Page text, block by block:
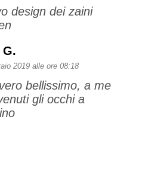
design dei zaini
G.
2019 alle ore 08:18
bellissimo, a me
gli occhi a